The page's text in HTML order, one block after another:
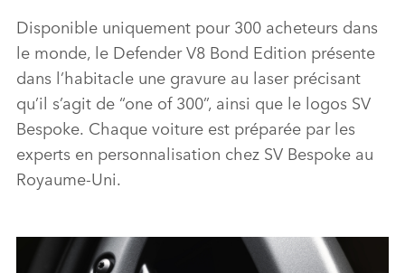
Disponible uniquement pour 300 acheteurs dans
le monde, le Defender V8 Bond Edition présente
dans l’habitacle une gravure au laser précisant
qu’il s’agit de “one of 300”, ainsi que le logos SV
Bespoke. Chaque voiture est préparée par les
experts en personnalisation chez SV Bespoke au
Royaume‑Uni.